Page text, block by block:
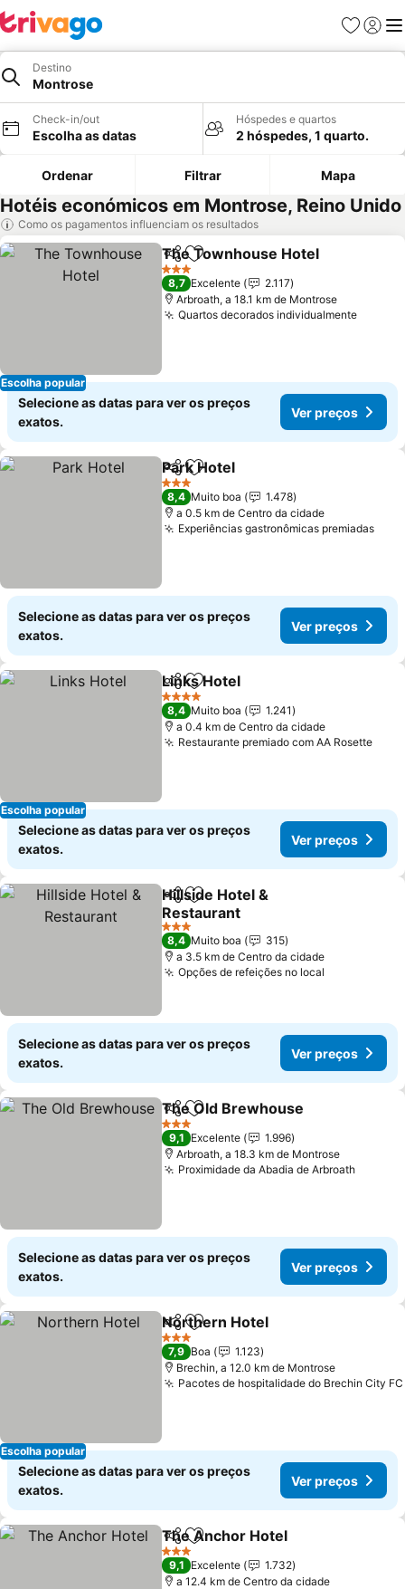
Favoritos
Iniciar
Destino
Montrose
Check-in/out
Escolha as datas
Hóspedes e quartos
2 hóspedes, 1 quarto.
Ordenar Filtrar Mapa
Hotéis económicos em Montrose, Reino Unido
Como os pagamentos influenciam os resultados
Escolha popular
PartilharAdicionar aos favoritos
The Townhouse Hotel
3 Estrelas
8,7 Excelente
2.117
Arbroath, a 18.1 km de Montrose
Quartos decorados individualmente
Selecione as datas para ver os preços
exatos.
Ver preços
PartilharAdicionar aos favoritos
Park Hotel
3 Estrelas
8,4 Muito boa
1.478
a 0.5 km de Centro da cidade
Experiências gastronômicas premiadas
Selecione as datas para ver os preços
exatos.
Ver preços
Escolha popular
PartilharAdicionar aos favoritos
Links Hotel
4 Estrelas
8,4 Muito boa
1.241
a 0.4 km de Centro da cidade
Restaurante premiado com AA Rosette
Selecione as datas para ver os preços
exatos.
Ver preços
PartilharAdicionar aos favoritos
Hillside Hotel &
Restaurant
3 Estrelas
8,4 Muito boa
315
a 3.5 km de Centro da cidade
Opções de refeições no local
Selecione as datas para ver os preços
exatos.
Ver preços
PartilharAdicionar aos favoritos
The Old Brewhouse
3 Estrelas
9,1 Excelente
1.996
Arbroath, a 18.3 km de Montrose
Proximidade da Abadia de Arbroath
Selecione as datas para ver os preços
exatos.
Ver preços
Escolha popular
PartilharAdicionar aos favoritos
Northern Hotel
3 Estrelas
7,9 Boa
1.123
Brechin, a 12.0 km de Montrose
Pacotes de hospitalidade do Brechin City FC
Selecione as datas para ver os preços
exatos.
Ver preços
PartilharAdicionar aos favoritos
The Anchor Hotel
3 Estrelas
9,1 Excelente
1.732
a 12.4 km de Centro da cidade